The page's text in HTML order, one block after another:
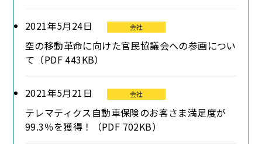
2021年5月24日 会社
空の移動革命に向けた官民協議会への参画につい
て（PDF 443KB）
2021年5月21日 会社
テレマティクス自動車保険のお客さま満足度が
99.3％を獲得！（PDF 702KB）